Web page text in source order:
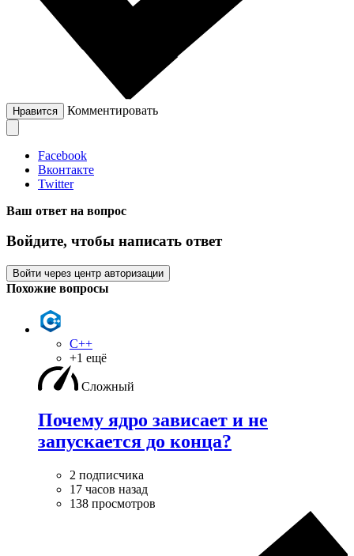
Нравится Комментировать
Facebook
Вконтакте
Twitter
Ваш ответ на вопрос
Войдите, чтобы написать ответ
Войти через центр авторизации
Похожие вопросы
C++
+1 ещё
Сложный
Почему ядро зависает и не
запускается до конца?
2 подписчика
17 часов назад
138 просмотров